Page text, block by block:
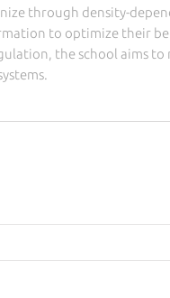
through density-
to optimize their
the school aims to